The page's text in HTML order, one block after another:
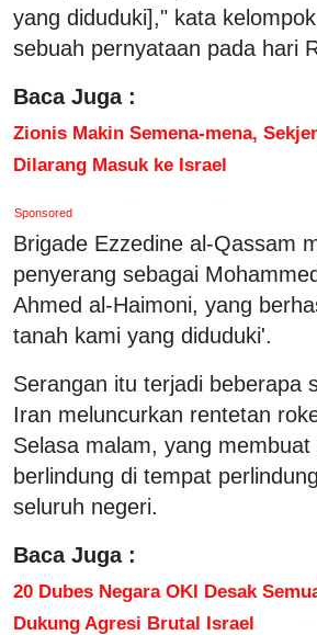
yang diduduki]," kata
sebuah pernyataan pada hari
Baca Juga :
Zionis Makin Semena-mena,
Dilarang Masuk ke Israel
Sponsored
Brigade Ezzedine al-Qassam
penyerang sebagai
Ahmed al-Haimoni, yang
tanah kami yang diduduki'.
Serangan itu terjadi beberapa
Iran meluncurkan rentetan
Selasa malam, yang membuat
berlindung di tempat
seluruh negeri.
Baca Juga :
20 Dubes Negara OKI Desak
Dukung Agresi Brutal Israel